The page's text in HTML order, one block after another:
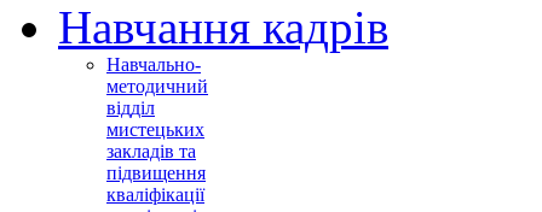
Навчання кадрів
Навчально-
методичний
відділ
мистецьких
закладів та
підвищення
кваліфікації